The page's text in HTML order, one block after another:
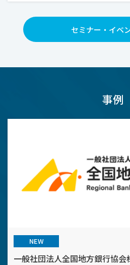
セミナー・イベ
事例
NEW
一般社団法人全国地方銀行協会